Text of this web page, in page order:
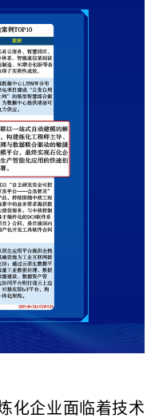
化企业面临着技术